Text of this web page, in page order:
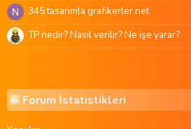
N 345 tasarimla grafikerler.net
TP nedir? Nasıl verilir? Ne işe yarar?
Forum İstatistikleri